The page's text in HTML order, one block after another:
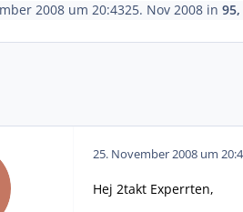
2008 um 20:4325. Nov 2008in
25. November 2008 um
Hej 2takt Experrten,